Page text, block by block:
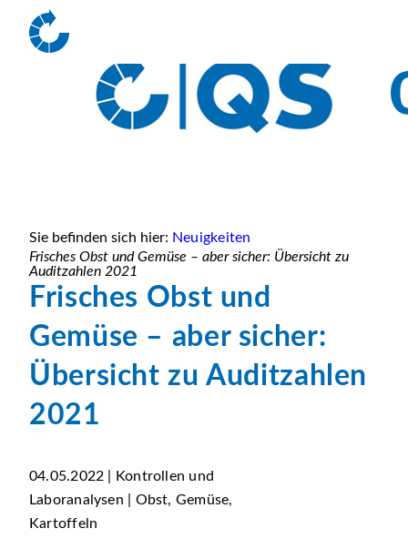
Sie befinden sich hier: Neuigkeiten
Frisches Obst und Gemüse – aber sicher: Übersicht zu
Auditzahlen 2021
Frisches Obst und
Gemüse – aber sicher:
Übersicht zu Auditzahlen
2021
04.05.2022 | Kontrollen und
Laboranalysen | Obst, Gemüse,
Kartoffeln